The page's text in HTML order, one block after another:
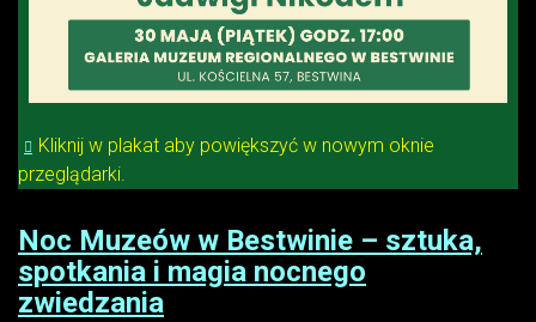
Kliknij w plakat aby powiększyć w nowym oknie
przeglądarki.
Noc Muzeów w Bestwinie – sztuka,
spotkania i magia nocnego
zwiedzania